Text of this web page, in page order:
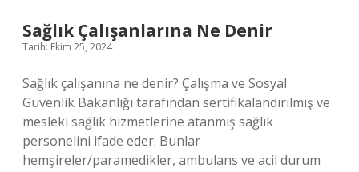
Sağlık Çalışanlarına Ne Denir
Tarih: Ekim 25, 2024
Sağlık çalışanına ne denir? Çalışma ve Sosyal
Güvenlik Bakanlığı tarafından sertifikalandırılmış ve
mesleki sağlık hizmetlerine atanmış sağlık
personelini ifade eder. Bunlar
hemşireler/paramedikler, ambulans ve acil durum